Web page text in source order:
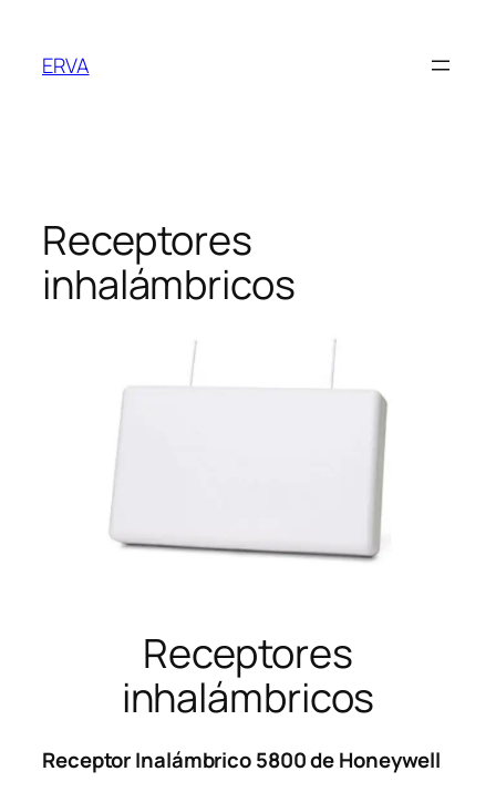
contenido
ERVA
Receptores
inhalámbricos
Receptores
inhalámbricos
Receptor Inalámbrico 5800 de Honeywell